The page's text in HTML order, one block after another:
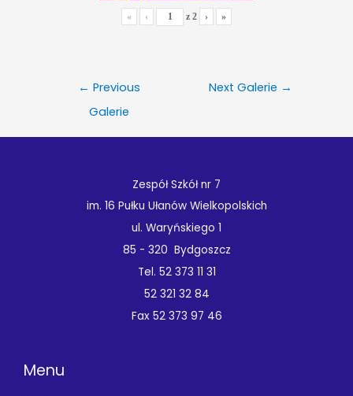
« ‹ z 2 › »
Nawigacja
← Previous
Galerie
Next Galerie →
Zespół Szkół nr 7
im. 16 Pułku Ułanów Wielkopolskich
ul. Waryńskiego 1
85 - 320 Bydgoszcz
Tel. 52 373 11 31
52 321 32 84
Fax 52 373 97 46
Menu